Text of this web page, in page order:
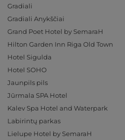
Gradiali
Gradiali Anykščiai
Grand Poet Hotel by SemaraH
Hilton Garden Inn Riga Old Town
Hotel Sigulda
Hotel SOHO
Jaunpils pils
Jūrmala SPA Hotel
Kalev Spa Hotel and Waterpark
Labirintų parkas
Lielupe Hotel by SemaraH